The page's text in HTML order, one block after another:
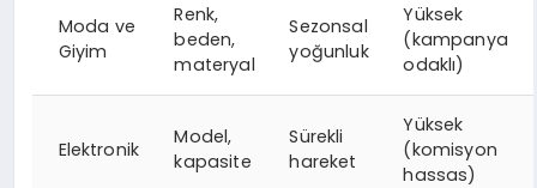
Moda ve
Giyim
Renk,
beden,
materyal
Sezonsal
yoğunluk
Yüksek
(kampanya
odaklı)
Elektronik
Model,
kapasite
Sürekli
hareket
Yüksek
(komisyon
hassas)